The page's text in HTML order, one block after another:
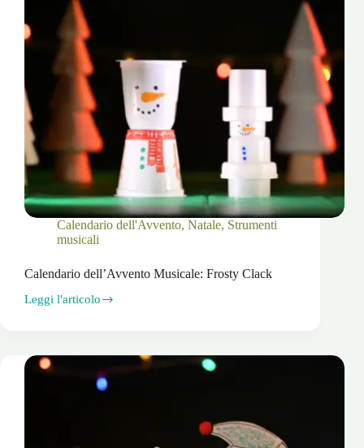
Calendario dell'Avvento, Natale, Strumenti
musicali
Calendario dell’Avvento Musicale: Frosty Clack
Leggi l'articolo
Calendario
Clack